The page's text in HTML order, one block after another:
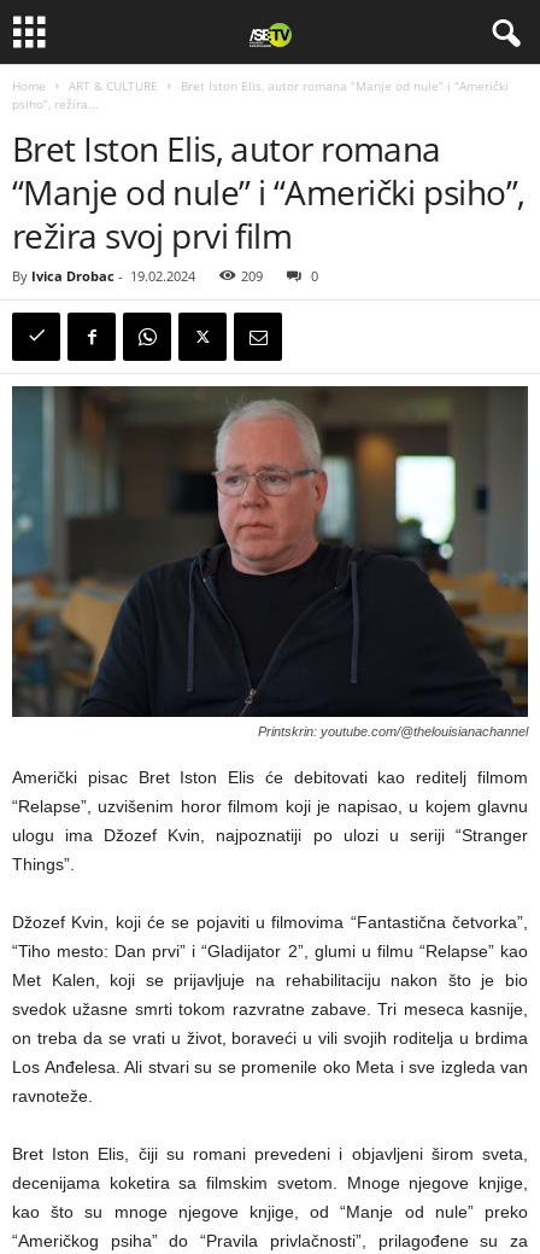
Home ART & CULTURE
Bret Iston Elis, autor romana “Manje od nule” i “Američki
psiho”, režira...
Bret Iston Elis, autor romana
“Manje od nule” i “Američki psiho”,
režira svoj prvi film
By Ivica Drobac - 19.02.2024 209 0
Printskrin: youtube.com/@thelouisianachannel
Američki pisac Bret Iston Elis će debitovati kao reditelj filmom
“Relapse”, uzvišenim horor filmom koji je napisao, u kojem glavnu
ulogu ima Džozef Kvin, najpoznatiji po ulozi u seriji “Stranger
Things”.
Džozef Kvin, koji će se pojaviti u filmovima “Fantastična četvorka”,
“Tiho mesto: Dan prvi” i “Gladijator 2”, glumi u filmu “Relapse” kao
Met Kalen, koji se prijavljuje na rehabilitaciju nakon što je bio
svedok užasne smrti tokom razvratne zabave. Tri meseca kasnije,
on treba da se vrati u život, boraveći u vili svojih roditelja u brdima
Los Anđelesa. Ali stvari su se promenile oko Meta i sve izgleda van
ravnoteže.
Bret Iston Elis, čiji su romani prevedeni i objavljeni širom sveta,
decenijama koketira sa filmskim svetom. Mnoge njegove knjige,
kao što su mnoge njegove knjige, od “Manje od nule” preko
“Američkog psiha” do “Pravila privlačnosti”, prilagođene su za